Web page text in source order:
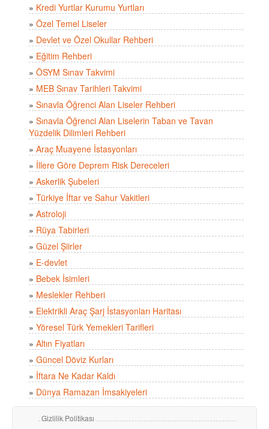
» Kredi Yurtlar Kurumu Yurtları
» Özel Temel Liseler
» Devlet ve Özel Okullar Rehberi
» Eğitim Rehberi
» ÖSYM Sınav Takvimi
» MEB Sınav Tarihleri Takvimi
» Sınavla Öğrenci Alan Liseler Rehberi
» Sınavla Öğrenci Alan Liselerin Taban ve Tavan
Yüzdelik Dilimleri Rehberi
» Araç Muayene İstasyonları
» İllere Göre Deprem Risk Dereceleri
» Askerlik Şubeleri
» Türkiye İftar ve Sahur Vakitleri
» Astroloji
» Rüya Tabirleri
» Güzel Şiirler
» E-devlet
» Bebek İsimleri
» Meslekler Rehberi
» Elektrikli Araç Şarj İstasyonları Haritası
» Yöresel Türk Yemekleri Tarifleri
» Altın Fiyatları
» Güncel Döviz Kurları
» İftara Ne Kadar Kaldı
» Dünya Ramazan İmsakiyeleri
Gizlilik Politikası